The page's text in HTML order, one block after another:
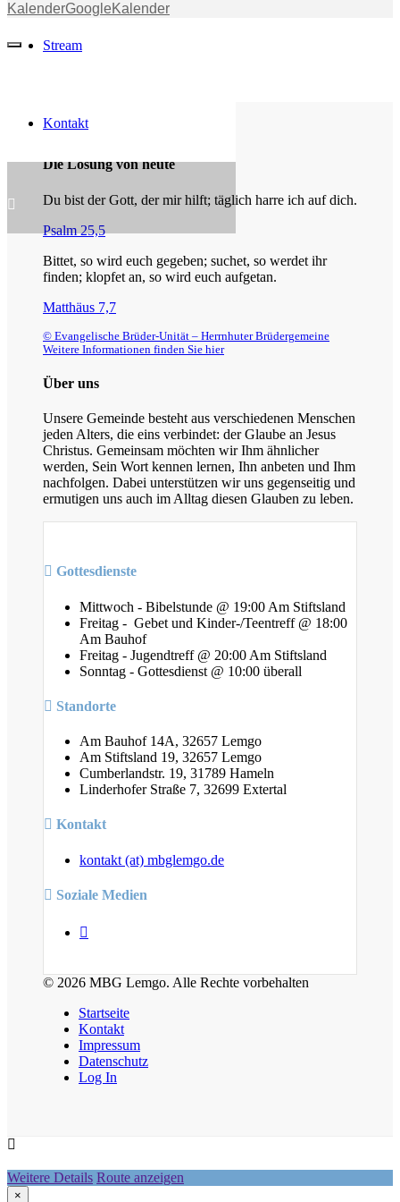
Stream
Kontakt
KalenderGoogleKalender
Die Losung von heute
Du bist der Gott, der mir hilft; täglich harre ich auf dich.
Psalm 25,5
Bittet, so wird euch gegeben; suchet, so werdet ihr
finden; klopfet an, so wird euch aufgetan.
Matthäus 7,7
© Evangelische Brüder-Unität – Herrnhuter Brüdergemeine
Weitere Informationen finden Sie hier
Über uns
Unsere Gemeinde besteht aus verschiedenen Menschen
jeden Alters, die eins verbindet: der Glaube an Jesus
Christus. Gemeinsam möchten wir Ihm ähnlicher
werden, Sein Wort kennen lernen, Ihn anbeten und Ihm
nachfolgen. Dabei unterstützen wir uns gegenseitig und
ermutigen uns auch im Alltag diesen Glauben zu leben.
Gottesdienste
Mittwoch - Bibelstunde @ 19:00 Am Stiftsland
Freitag - Gebet und Kinder-/Teentreff @ 18:00
Am Bauhof
Freitag - Jugendtreff @ 20:00 Am Stiftsland
Sonntag - Gottesdienst @ 10:00 überall
Standorte
Am Bauhof 14A, 32657 Lemgo
Am Stiftsland 19, 32657 Lemgo
Cumberlandstr. 19, 31789 Hameln
Linderhofer Straße 7, 32699 Extertal
Kontakt
kontakt (at) mbglemgo.de
Soziale Medien
© 2026 MBG Lemgo. Alle Rechte vorbehalten
Startseite
Kontakt
Impressum
Datenschutz
Log In
Weitere Details Route anzeigen
×